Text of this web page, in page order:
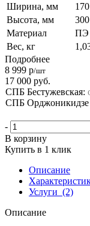
Ширина, мм
170
Высота, мм
300
Материал
ПЭ
Вес, кг
Подробнее
8 999 р/шт
17 000 руб.
СПБ Бестужевская:
СПБ Орджоникидзе
-
В корзину
Купить в 1 клик
Описание
Услуги (2)
Описание